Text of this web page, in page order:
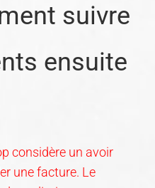
suivre
ensuite
considère un avoir
une facture. Le